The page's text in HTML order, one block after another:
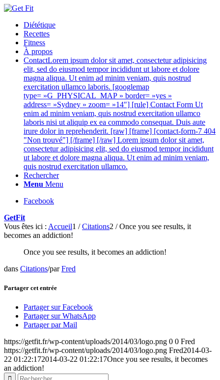
Diététique
Recettes
Fitness
À propos
ContactLorem ipsum dolor sit amet, consectetur adipisicing
elit, sed do eiusmod tempor incididunt ut labore et dolore
magna aliqua. Ut enim ad minim veniam, quis nostrud
exercitation ullamco laboris. [googlemap
type= »G_PHYSICAL_MAP » border= »yes »
address= »Sydney » zoom= »14″] [rule] Contact Form Ut
enim ad minim veniam, quis nostrud exercitation ullamco
laboris nisi ut aliquip ex ea commodo consequat. Duis aute
irure dolor in reprehenderit. [raw] [frame] [contact-form-7 404
"Non trouvé"] [/frame] [/raw] Lorem ipsum dolor sit amet,
consectetur adipisicing elit, sed do eiusmod tempor incididunt
ut labore et dolore magna aliqua. Ut enim ad minim veniam,
quis nostrud exercitation ullamco.
Rechercher
Menu Menu
Facebook
GetFit
Vous êtes ici : Accueil1 / Citations2 / Once you see results, it
becomes an addiction!
Once you see results, it becomes an addiction!
dans Citations/parFred
Partager cet entrée
Partager sur Facebook
Partager sur WhatsApp
Partager par Mail
https://getfit.fr/wp-content/uploads/2014/03/logo.png 0 0 Fred
https://getfit.fr/wp-content/uploads/2014/03/logo.png Fred2014-03-
22 01:22:172014-03-22 01:22:17Once you see results, it becomes
an addiction!